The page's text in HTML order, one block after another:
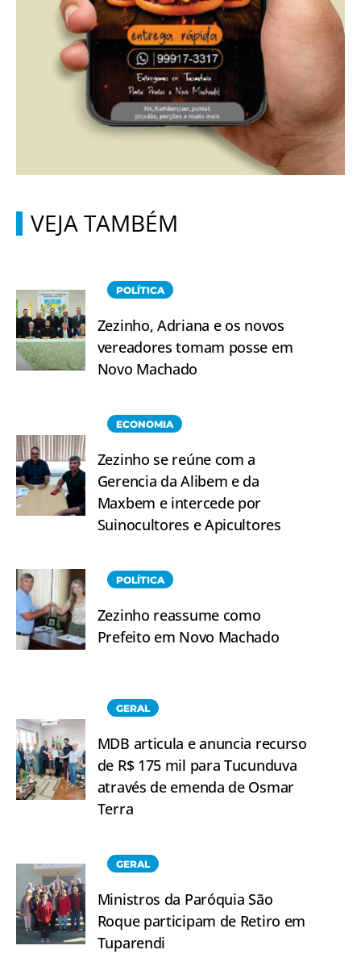
VEJA TAMBÉM
POLÍTICA
Zezinho, Adriana e os novos
vereadores tomam posse em
Novo Machado
ECONOMIA
Zezinho se reúne com a
Gerencia da Alibem e da
Maxbem e intercede por
Suinocultores e Apicultores
POLÍTICA
Zezinho reassume como
Prefeito em Novo Machado
GERAL
MDB articula e anuncia recurso
de R$ 175 mil para Tucunduva
através de emenda de Osmar
Terra
GERAL
Ministros da Paróquia São
Roque participam de Retiro em
Tuparendi